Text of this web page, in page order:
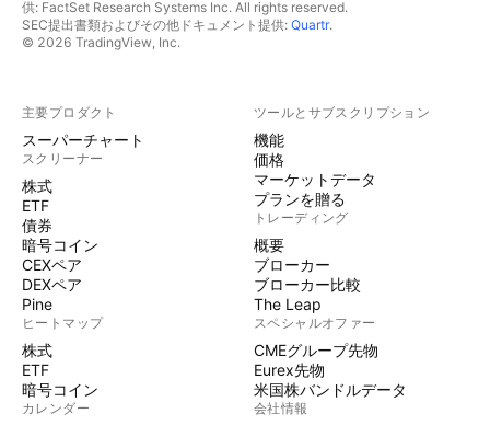
供: FactSet Research Systems Inc. All rights reserved.
SEC提出書類およびその他ドキュメント提供: Quartr.
© 2026 TradingView, Inc.
主要プロダクト
スーパーチャート
スクリーナー
株式
ETF
債券
暗号コイン
CEXペア
DEXペア
Pine
ヒートマップ
株式
ETF
暗号コイン
カレンダー
ツールとサブスクリプション
機能
価格
マーケットデータ
プランを贈る
トレーディング
概要
ブローカー
ブローカー比較
The Leap
スペシャルオファー
CMEグループ先物
Eurex先物
米国株バンドルデータ
会社情報